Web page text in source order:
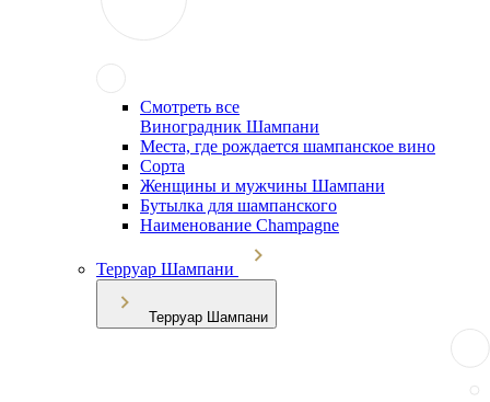
Смотреть все
Виноградник Шампани
Места, где рождается шампанское вино
Сорта
Женщины и мужчины Шампани
Бутылка для шампанского
Наименование Champagne
Терруар Шампани
Терруар Шампани